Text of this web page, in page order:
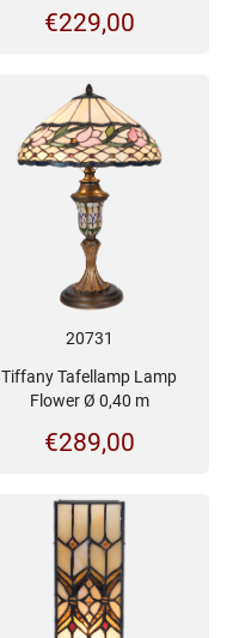
€229,00
20731
Tiffany Tafellamp Lamp
Flower Ø 0,40 m
€289,00